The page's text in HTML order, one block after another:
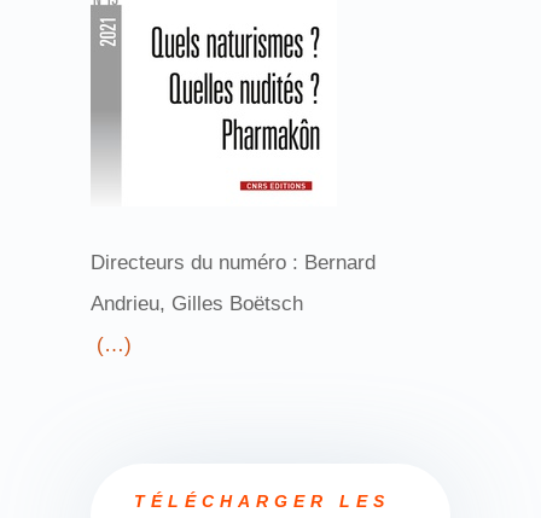
Directeurs du numéro : Bernard
Andrieu, Gilles Boëtsch
(…)
TÉLÉCHARGER LES